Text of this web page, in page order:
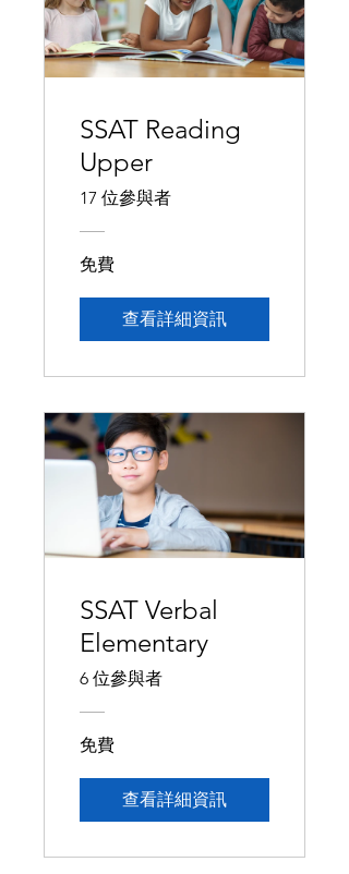
SSAT Reading
Upper
17 位參與者
免費
查看詳細資訊
SSAT Verbal
Elementary
6 位參與者
免費
查看詳細資訊